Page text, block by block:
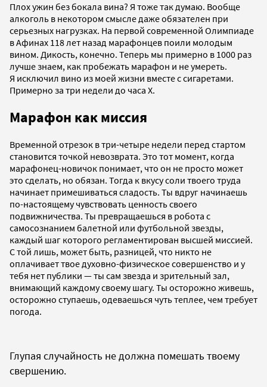
Плох ужин без бокала вина? Я тоже так думаю. Вообще
алкоголь в некотором смысле даже обязателен при
серьезных нагрузках. На первой современной Олимпиаде
в Афинах 118 лет назад марафонцев поили молодым
вином. Дикость, конечно. Теперь мы примерно в 1000 раз
лучше знаем, как пробежать марафон и не умереть.
Я исключил вино из моей жизни вместе с сигаретами.
Примерно за три недели до часа Х.
Марафон как миссия
Временной отрезок в три-четыре недели перед стартом
становится точкой невозврата. Это тот момент, когда
марафонец-новичок понимает, что он не просто может
это сделать, но обязан. Тогда к вкусу соли твоего труда
начинает примешиваться сладость. Ты вдруг начинаешь
по-настоящему чувствовать ценность своего
подвижничества. Ты превращаешься в робота с
самосознанием балетной или футбольной звезды,
каждый шаг которого регламентирован высшей миссией.
С той лишь, может быть, разницей, что никто не
оплачивает твое духовно-физическое совершенство и у
тебя нет публики — ты сам звезда и зрительный зал,
внимающий каждому своему шагу. Ты осторожно живешь,
осторожно ступаешь, одеваешься чуть теплее, чем требует
погода.
Глупая случайность не должна помешать твоему
свершению.